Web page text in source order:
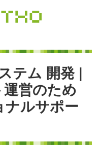
テム 開発 |
運営のため
ナルサポー